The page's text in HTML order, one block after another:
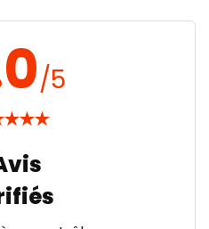
/5
★★★